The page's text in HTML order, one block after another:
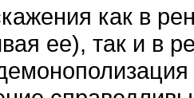
как в
ее), так и в